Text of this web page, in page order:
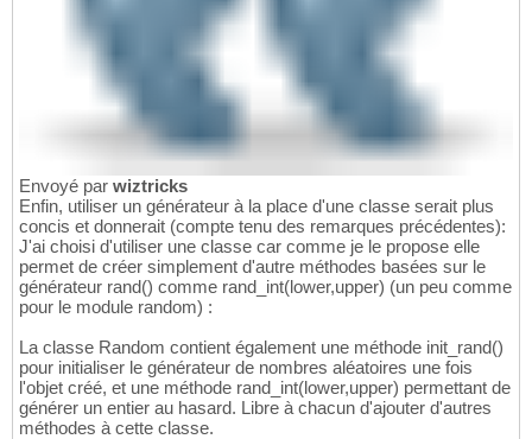
Envoyé par wiztricks
Enfin, utiliser un générateur à la place d'une classe serait plus
concis et donnerait (compte tenu des remarques précédentes):
J'ai choisi d'utiliser une classe car comme je le propose elle
permet de créer simplement d'autre méthodes basées sur le
générateur rand() comme rand_int(lower,upper) (un peu comme
pour le module random) :
La classe Random contient également une méthode init_rand()
pour initialiser le générateur de nombres aléatoires une fois
l'objet créé, et une méthode rand_int(lower,upper) permettant de
générer un entier au hasard. Libre à chacun d'ajouter d'autres
méthodes à cette classe.